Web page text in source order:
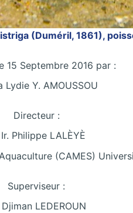
(Duméril, 1861),
15 Septembre 2016 par :
Lydie Y. AMOUSSOU
Directeur :
Ir. Philippe LALÈYÈ
(CAMES)
Superviseur :
LEDEROUN